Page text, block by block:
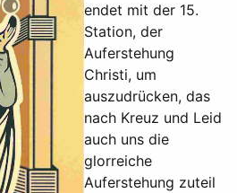
endet mit der 15.
Station, der
Auferstehung
Christi, um
auszudrücken, das
nach Kreuz und Leid
auch uns die
glorreiche
Auferstehung zuteil